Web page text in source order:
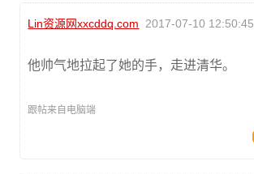
Lin资源网xxcddq.com 2017-07-10 12:50:45
他帅气地拉起了她的手，走进清华。
跟帖来自电脑端